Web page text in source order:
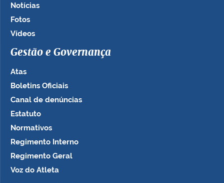
Notícias
Fotos
Vídeos
Gestão e Governança
Atas
Boletins Oficiais
Canal de denúncias
Estatuto
Normativos
Regimento Interno
Regimento Geral
Voz do Atleta